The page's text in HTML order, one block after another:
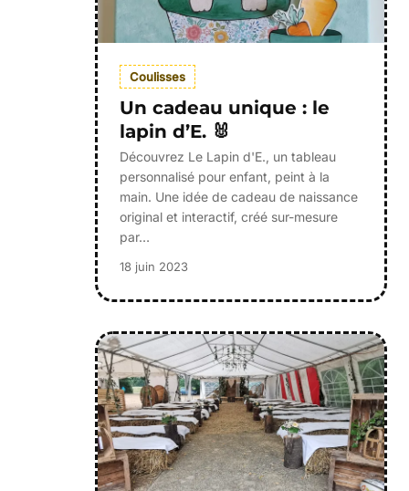
Coulisses
Un cadeau unique : le
lapin d’E. 🐰
Découvrez Le Lapin d'E., un tableau
personnalisé pour enfant, peint à la
main. Une idée de cadeau de naissance
original et interactif, créé sur-mesure
par…
18 juin 2023